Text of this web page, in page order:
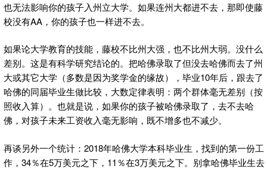
也无法影响你的孩子入州立大学。如果连州大都进不去，那即使藤
校没有AA，你的孩子也一样进不去。
如果论大学教育的技能，藤校不比州大强，也不比州大弱。没什么
差别。这是有科学研究结论的。把哈佛录取了但没去哈佛而去了州
大或其它大学（多数是因为奖学金的缘故），毕业10年后，跟去了
哈佛的同届毕业生做比较，大数定律表明：两个群体毫无差别（按
照收入算）。也就是说，如果你的孩子被哈佛录取了，去不去哈
佛，对孩子未来工资收入毫无影响，既不增多也不减少。
再谈另外一个统计：2018年哈佛大学本科毕业生，找到的第一份工
作，34％在5万美元之下，11％在3万美元之下。别拿哈佛毕业生去